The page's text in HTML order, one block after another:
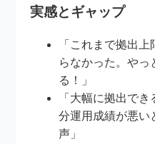
実感とギャップ
「これまで拠出
らなかった。やっ
る！」
「大幅に拠出で
分運用成績が悪
声」